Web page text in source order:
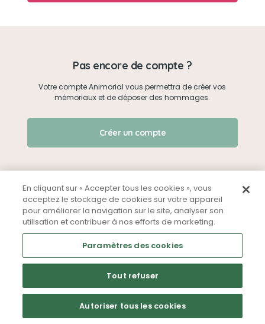
Créer un mémorial
Qui sommes-nous ?
Nous contacter
Partager sur Facebook
Je me connecte
Pas encore de compte ?
Votre compte Animorial vous permettra de créer vos
mémoriaux et de déposer des hommages.
Créer un compte
Mentions légales CGU Politique de confidentialité
En cliquant sur « Accepter tous les cookies », vous
acceptez le stockage de cookies sur votre appareil
pour améliorer la navigation sur le site, analyser son
utilisation et contribuer à nos efforts de marketing.
Paramètres des cookies
Tout refuser
Autoriser tous les cookies